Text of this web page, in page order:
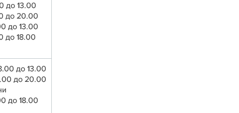
до 13.00
до 20.00
до 13.00
до 18.00
до 13.00
до 20.00
до 18.00